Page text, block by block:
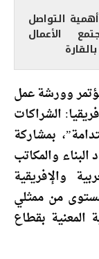
التواصل
الأعمال
وورشة عمل
الشراكات
بمشاركة
والمكاتب
والإفريقية
من ممثلي
المعنية بقطاع